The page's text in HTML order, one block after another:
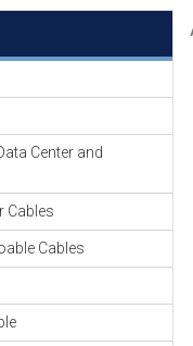
Center and
Cables
Cables